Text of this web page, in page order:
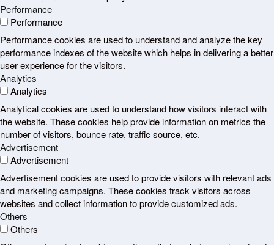
Performance
Performance
Performance cookies are used to understand and analyze the key
performance indexes of the website which helps in delivering a better
user experience for the visitors.
Analytics
Analytics
Analytical cookies are used to understand how visitors interact with
the website. These cookies help provide information on metrics the
number of visitors, bounce rate, traffic source, etc.
Advertisement
Advertisement
Advertisement cookies are used to provide visitors with relevant ads
and marketing campaigns. These cookies track visitors across
websites and collect information to provide customized ads.
Others
Others